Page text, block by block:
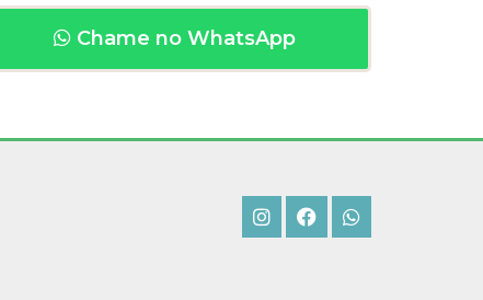
Chame no WhatsApp